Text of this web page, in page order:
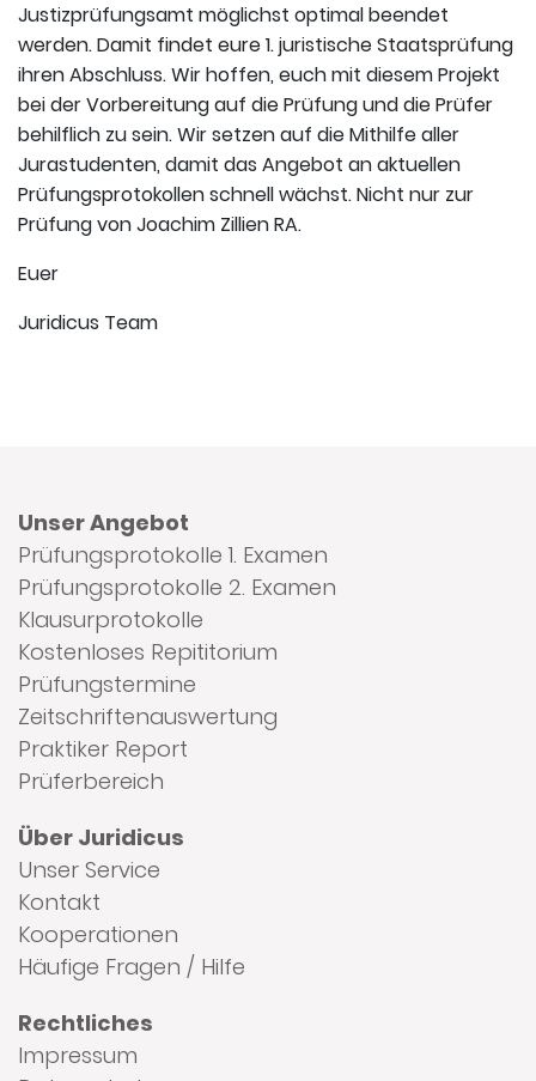
Justizprüfungsamt möglichst optimal beendet
werden. Damit findet eure 1. juristische Staatsprüfung
ihren Abschluss. Wir hoffen, euch mit diesem Projekt
bei der Vorbereitung auf die Prüfung und die Prüfer
behilflich zu sein. Wir setzen auf die Mithilfe aller
Jurastudenten, damit das Angebot an aktuellen
Prüfungsprotokollen schnell wächst. Nicht nur zur
Prüfung von Joachim Zillien RA.
Euer
Juridicus Team
Unser Angebot
Prüfungsprotokolle 1. Examen
Prüfungsprotokolle 2. Examen
Klausurprotokolle
Kostenloses Repititorium
Prüfungstermine
Zeitschriftenauswertung
Praktiker Report
Prüferbereich
Über Juridicus
Unser Service
Kontakt
Kooperationen
Häufige Fragen / Hilfe
Rechtliches
Impressum